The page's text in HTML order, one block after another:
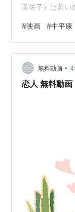
美佐子）は若い
（葉山良二）の
プには暴力画伯
がいい仲になり
小平の妹・章子
恋の女にそっく
#映画 #中平康
無料動画 • 4
恋人 無料動画